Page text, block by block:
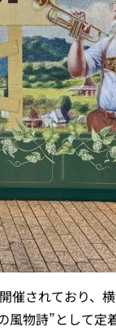
催されており、
風物詩”として定